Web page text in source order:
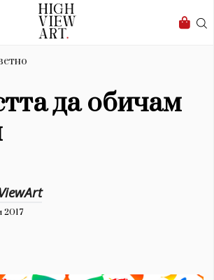
да обичам
2017